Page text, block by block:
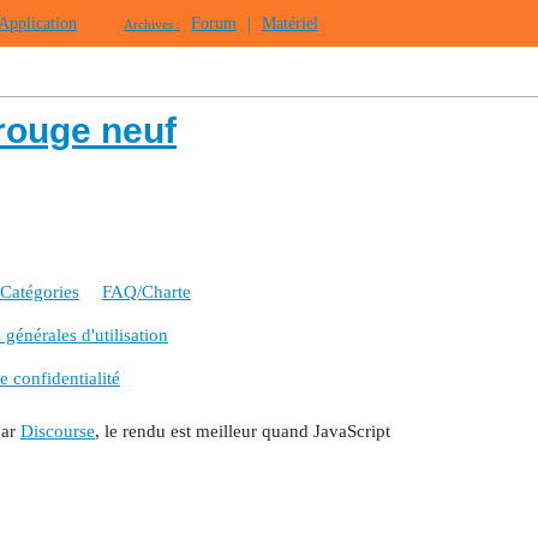
Archives : Forum Matériel
neuf
Catégories FAQ/Charte
d'utilisation
confidentialité
Discourse, le rendu est meilleur quand JavaScript